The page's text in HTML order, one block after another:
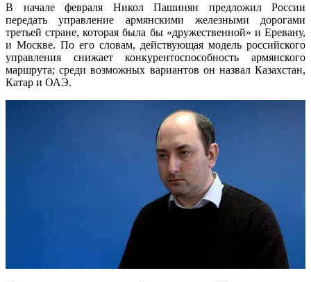
В начале февраля Никол Пашинян предложил России
передать управление армянскими железными дорогами
третьей стране, которая была бы «дружественной» и Еревану,
и Москве. По его словам, действующая модель российского
управления снижает конкурентоспособность армянского
маршрута; среди возможных вариантов он назвал Казахстан,
Катар и ОАЭ.